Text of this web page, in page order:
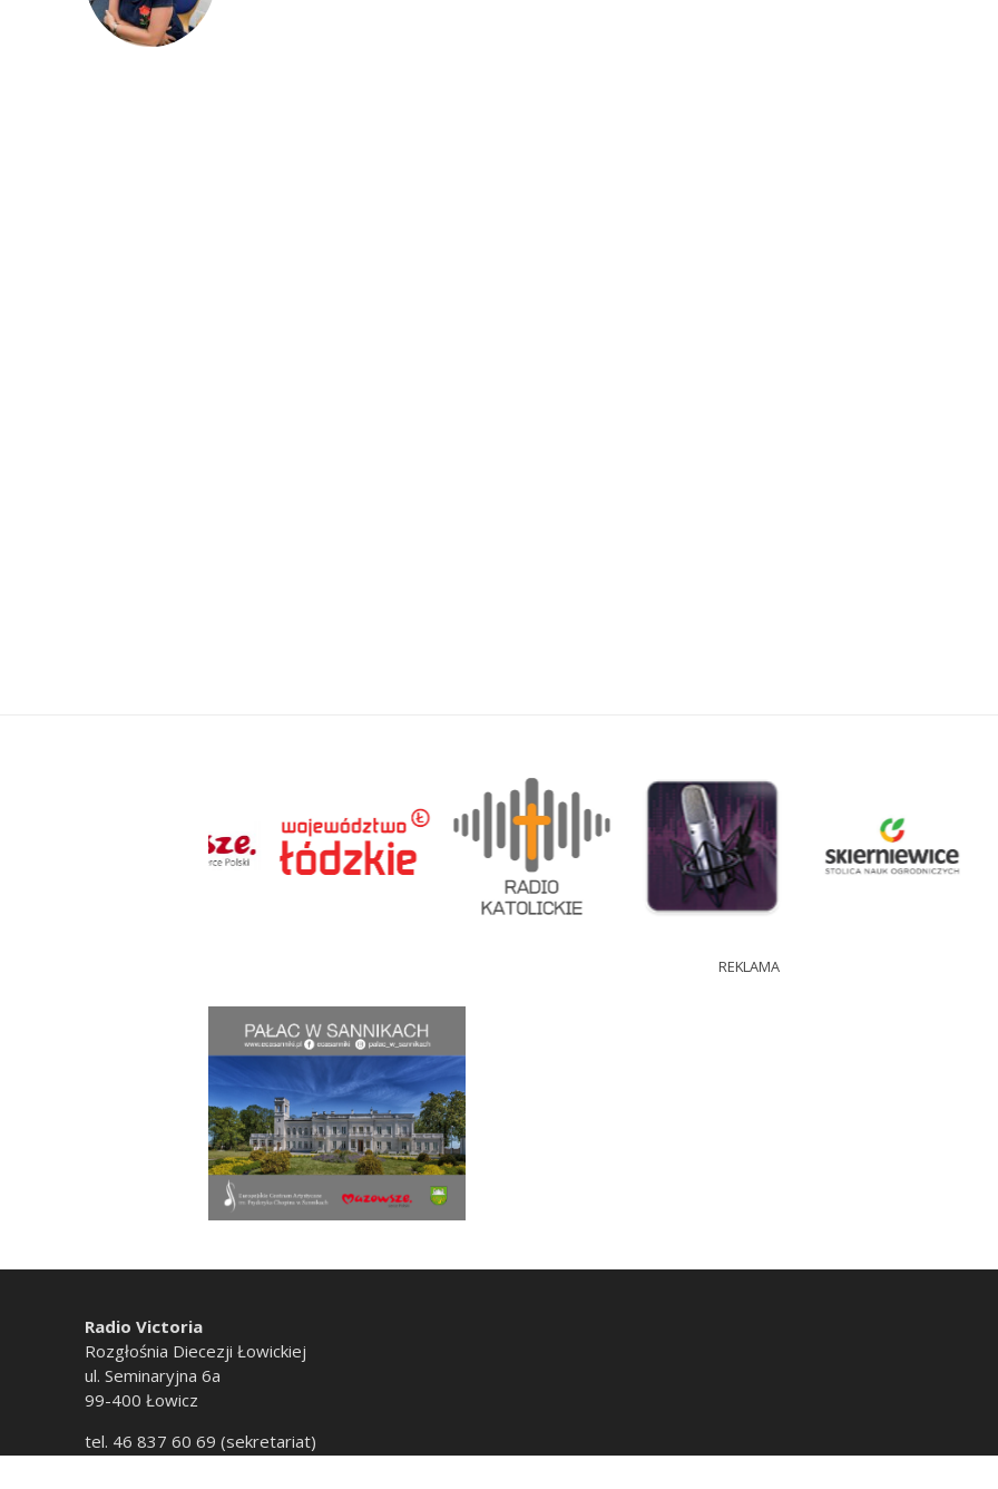
REKLAMA
Radio Victoria
Rozgłośnia Diecezji Łowickiej
ul. Seminaryjna 6a
99-400 Łowicz
tel. 46 837 60 69 (sekretariat)